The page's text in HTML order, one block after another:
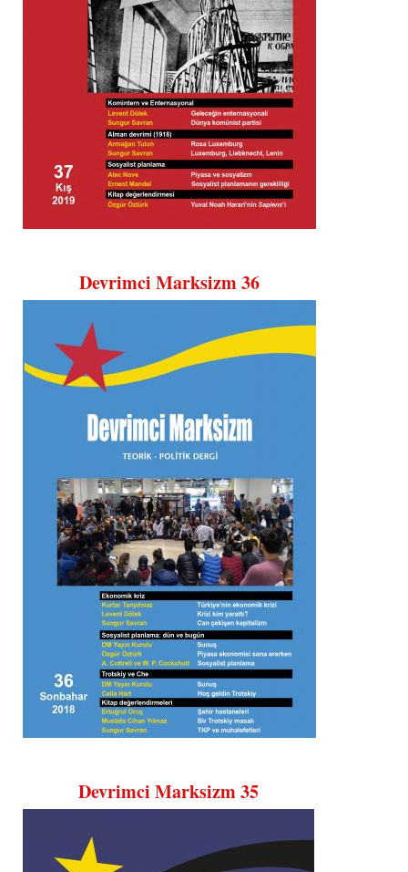
Devrimci Marksizm 36
Devrimci Marksizm 35